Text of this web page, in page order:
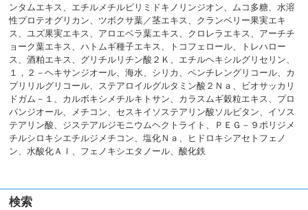
ンタムエキス、エチルメチルピリミドキノリンジオン、ムコ多糖、水溶
性プロテオグリカン、ツボクサ葉／茎エキス、クランベリー果実エキ
ス、ユズ果実エキス、アロエベラ葉エキス、クロレラエキス、アーチチ
ョーク葉エキス、ハトムギ種子エキス、トコフェロール、トレハロー
ス、酒粕エキス、グリチルリチン酸２Ｋ、エチルヘキシルグリセリン、
１，２－ヘキサンジオール、海水、シリカ、ペンチレングリコール、カ
プリリルグリコール、ステアロイルグルタミン酸２Ｎａ、ビオサッカリ
ドガム－１、カルボキシメチルキトサン、カラスムギ穀粒エキス、プロ
パンジオール、メチコン、セスキイソステアリン酸ソルビタン、イソス
テアリン酸、ジステアルジモニウムヘクトライト、ＰＥＧ－９ポリジメ
チルシロキシエチルジメチコン、塩化Ｎａ、ヒドロキシアセトフェノ
ン、水酸化Ａｌ、フェノキシエタノール、酸化鉄
検索